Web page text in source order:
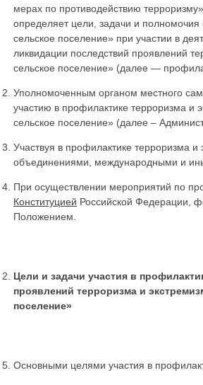
мерах по противодействию терроризму»,
определяет цели, задачи и полномочия
сельское поселение» при участии в
ликвидации последствий проявлений
сельское поселение» (далее —
Уполномоченным органом местного
участию в профилактике терроризма и
сельское поселение» (далее –
Участвуя в профилактике терроризма
объединениями, международными и
При осуществлении мероприятий по
Конституцией Российской Федерации,
Положением.
Цели и задачи участия в
проявлений терроризма и
поселение»
Основными целями участия в